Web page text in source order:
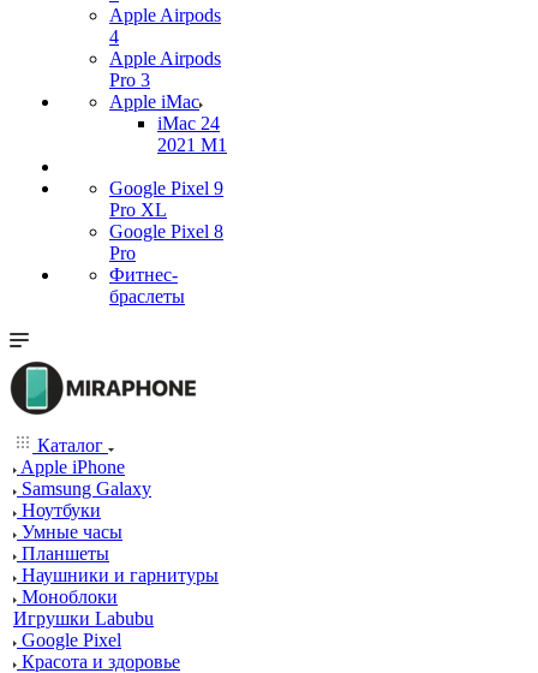
Apple Airpods
4
Apple Airpods
Pro 3
Apple iMac
iMac 24
2021 M1
Google Pixel 9
Pro XL
Google Pixel 8
Pro
Фитнес-
браслеты
Каталог
Apple iPhone
Samsung Galaxy
Ноутбуки
Умные часы
Планшеты
Наушники и гарнитуры
Моноблоки
Игрушки Labubu
Google Pixel
Красота и здоровье